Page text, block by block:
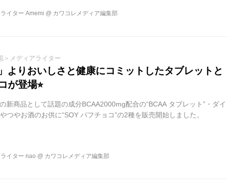
カレーと赤ワインが合うのか？ ワインは、熟成中にブドウの果実や樽から
れますが、 クローブ、シナモン、ナツメグ、白コショウ、黒コショウと
イター Amemi @ カワコレメディア編集部
＞メディアライター
よりおいしさと健康にコミットしたタブレットと
が登場⭐︎
新商品として話題の成分BCAA2000mg配合の“BCAA タブレット”・ダイ
つやお酒のお供に“SOY パフチョコ”の2種を販売開始しました。
イター nao @ カワコレメディア編集部